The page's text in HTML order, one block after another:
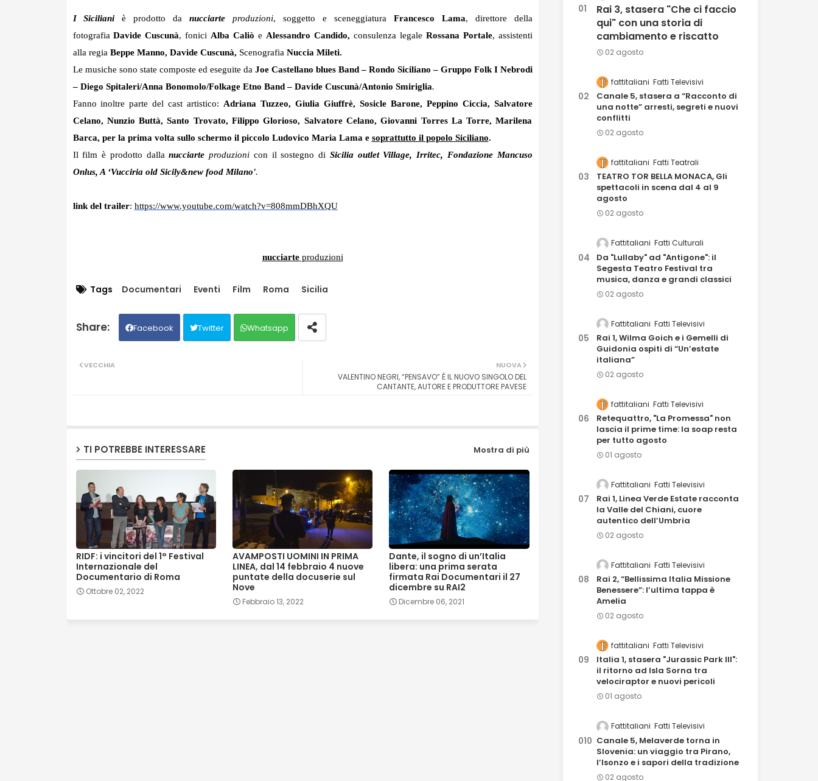
I Sicilianiè prodotto danucciarteproduzioni, soggetto e sceneggiatura Francesco Lama, direttore della
fotografiaDavide Cuscunà, foniciAlba Caliò eAlessandro Candido, consulenza legale Rossana Portale, assistenti
alla regia Beppe Manno, Davide Cuscunà,Scenografia Nuccia Mileti.
Le musiche sono state composte ed eseguite da Joe Castellano blues Band – Rondo Siciliano – Gruppo Folk I Nebrodi
– Diego Spitaleri/Anna Bonomolo/Folkage Etno Band – Davide Cuscunà/Antonio Smiriglia.
Fanno inoltre parte del cast artistico:Adriana Tuzzeo, Giulia Giuffrè, Sosicle Barone, Peppino Ciccia, Salvatore
Celano, Nunzio Buttà, Santo Trovato, Filippo Glorioso, Salvatore Celano, Giovanni Torres La Torre, Marilena
Barca, per la prima volta sullo schermo il piccolo Ludovico Maria Lama e soprattutto il popolo Siciliano.
Il film è prodotto dallanucciarte produzioni con il sostegno di Sicilia outlet Village, Irritec, Fondazione Mancuso
Onlus, A ‘Vucciria old Sicily&new food Milano'.
link del trailer: https://www.youtube.com/watch?v=808mmDBhXQU
nucciarteproduzioni
Tags Documentari Eventi Film Roma Sicilia
Facebook Twitter Whatsapp
NUOVA
VALENTINO NEGRI, “PENSAVO” È IL NUOVO SINGOLO DEL
CANTANTE, AUTORE E PRODUTTORE PAVESE
VECCHIA
TI POTREBBE INTERESSARE Mostra di più
RIDF: i vincitori del 1° Festival
Internazionale del
Documentario di Roma
Ottobre 02, 2022
AVAMPOSTI UOMINI IN PRIMA
LINEA, dal 14 febbraio 4 nuove
puntate della docuserie sul
Nove
Febbraio 13, 2022
Dante, il sogno di un’Italia
libera: una prima serata
firmata Rai Documentari il 27
dicembre su RAI2
Dicembre 06, 2021
Rai 3, stasera "Che ci faccio
qui" con una storia di
cambiamento e riscatto
02 agosto
fattitaliani Fatti Televisivi
Canale 5, stasera a “Racconto di
una notte” arresti, segreti e nuovi
conflitti
02 agosto
fattitaliani Fatti Teatrali
TEATRO TOR BELLA MONACA, Gli
spettacoli in scena dal 4 al 9
agosto
02 agosto
Fattitaliani Fatti Culturali
Da "Lullaby" ad "Antigone": il
Segesta Teatro Festival tra
musica, danza e grandi classici
02 agosto
Fattitaliani Fatti Televisivi
Rai 1, Wilma Goich e i Gemelli di
Guidonia ospiti di “Un’estate
italiana”
02 agosto
fattitaliani Fatti Televisivi
Retequattro, "La Promessa" non
lascia il prime time: la soap resta
per tutto agosto
01 agosto
Fattitaliani Fatti Televisivi
Rai 1, Linea Verde Estate racconta
la Valle del Chiani, cuore
autentico dell’Umbria
02 agosto
Fattitaliani Fatti Televisivi
Rai 2, “Bellissima Italia Missione
Benessere”: l’ultima tappa è
Amelia
02 agosto
fattitaliani Fatti Televisivi
Italia 1, stasera "Jurassic Park III":
il ritorno ad Isla Sorna tra
velociraptor e nuovi pericoli
01 agosto
Fattitaliani Fatti Televisivi
Canale 5, Melaverde torna in
Slovenia: un viaggio tra Pirano,
l’Isonzo e i sapori della tradizione
02 agosto